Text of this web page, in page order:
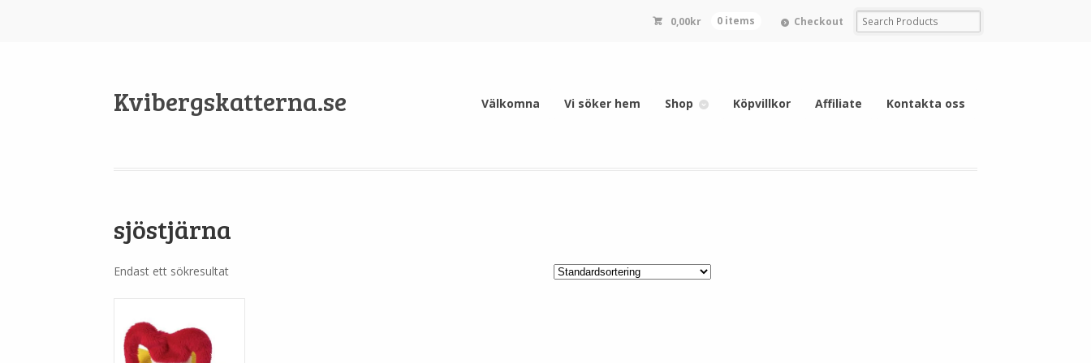
0,00kr 0 items Checkout
Kvibergskatterna.se Välkomna Vi söker hem Shop Köpvillkor Affiliate Kontakta oss
sjöstjärna
Endast ett sökresultat